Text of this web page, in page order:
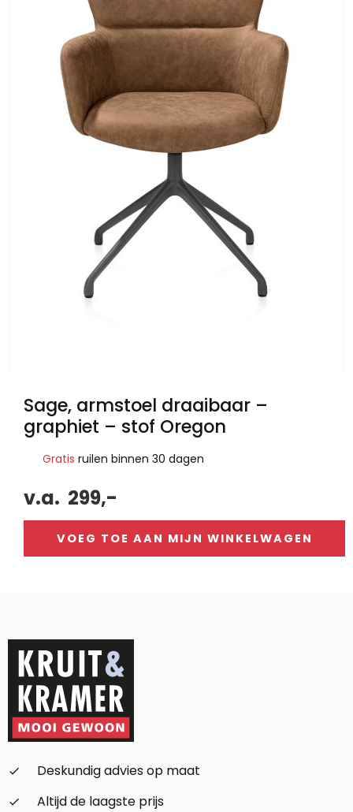
Sage, armstoel draaibaar –
graphiet – stof Oregon
Gratis ruilen binnen 30 dagen
v.a. 299,-
VOEG TOE AAN MIJN WINKELWAGEN
check_small
Deskundig advies op maat
check_small
Altijd de laagste prijs